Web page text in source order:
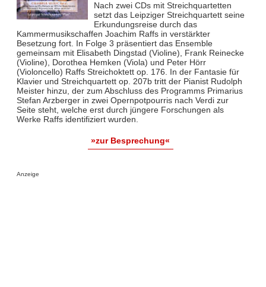
Nach zwei CDs mit Streichquartetten
setzt das Leipziger Streichquartett seine
Erkundungsreise durch das
Kammermusikschaffen Joachim Raffs in verstärkter
Besetzung fort. In Folge 3 präsentiert das Ensemble
gemeinsam mit Elisabeth Dingstad (Violine), Frank Reinecke
(Violine), Dorothea Hemken (Viola) und Peter Hörr
(Violoncello) Raffs Streichoktett op. 176. In der Fantasie für
Klavier und Streichquartett op. 207b tritt der Pianist Rudolph
Meister hinzu, der zum Abschluss des Programms Primarius
Stefan Arzberger in zwei Opernpotpourris nach Verdi zur
Seite steht, welche erst durch jüngere Forschungen als
Werke Raffs identifiziert wurden.
»zur Besprechung«
Anzeige